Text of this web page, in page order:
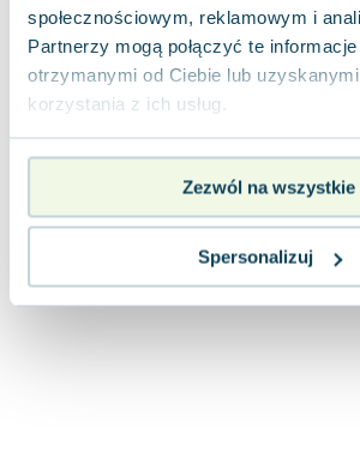
społecznościowym, reklamowym i
Partnerzy mogą połączyć te
otrzymanymi od Ciebie lub
korzystania z ich usług.
Zezwól na wszystkie
Spersonalizuj